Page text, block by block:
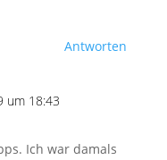
Antworten
um 18:43
Ich war damals